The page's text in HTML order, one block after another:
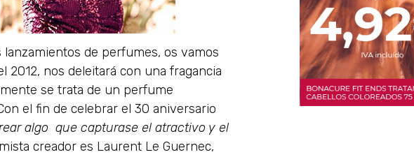
de perfumes, os vamos
2012, nos deleitará con una fragancia
se trata de un perfume
el fin de celebrar el 30 aniversario
algo que capturase el atractivo y el
creador es Laurent Le Guernec,